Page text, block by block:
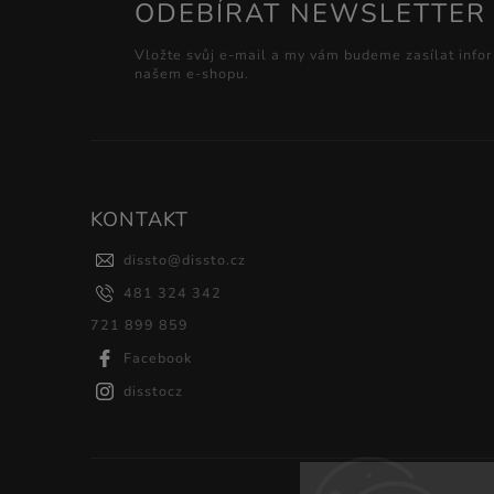
ODEBÍRAT NEWSLETTER
Vložte svůj e-mail a my vám budeme zasílat
našem e-shopu.
KONTAKT
dissto@dissto.cz
481 324 342
721 899 859
Facebook
disstocz